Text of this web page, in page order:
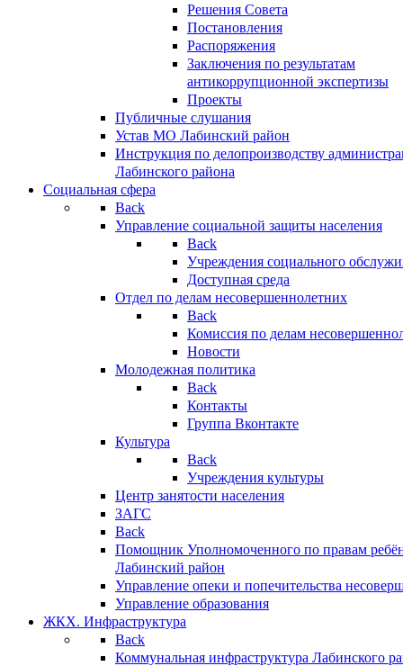
Решения Совета
Постановления
Распоряжения
Заключения по результатам
антикоррупционной экспертизы
Проекты
Публичные слушания
Устав МО Лабинский район
Инструкция по делопроизводству
Лабинского района
Социальная сфера
Back
Управление социальной защиты населения
Back
Учреждения социального
Доступная среда
Отдел по делам несовершеннолетних
Back
Комиссия по делам
Новости
Молодежная политика
Back
Контакты
Группа Вконтакте
Культура
Back
Учреждения культуры
Центр занятости населения
ЗАГС
Back
Помощник Уполномоченного по правам
Лабинский район
Управление опеки и попечительства
Управление образования
ЖКХ. Инфраструктура
Back
Коммунальная инфраструктура Лабинского